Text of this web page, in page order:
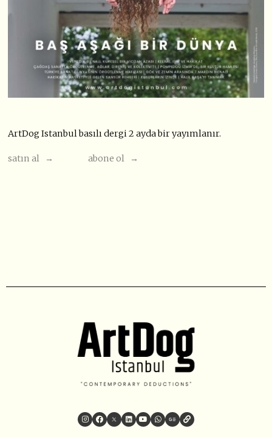
ArtDog Istanbul basılı dergi 2 ayda bir yayımlanır.
satın al → abone ol →